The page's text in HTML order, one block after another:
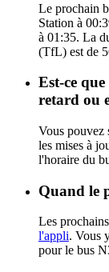
Le prochain
Station à
à 01:35. La
(TfL) est de
Est-ce
retard ou
Vous pouvez
les mises à
l'horaire du
Quand le
Les
l'appli. Vous
pour le bus